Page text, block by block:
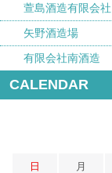
萱島酒造有限会社
矢野酒造場
有限会社南酒造
CALENDAR
日 月